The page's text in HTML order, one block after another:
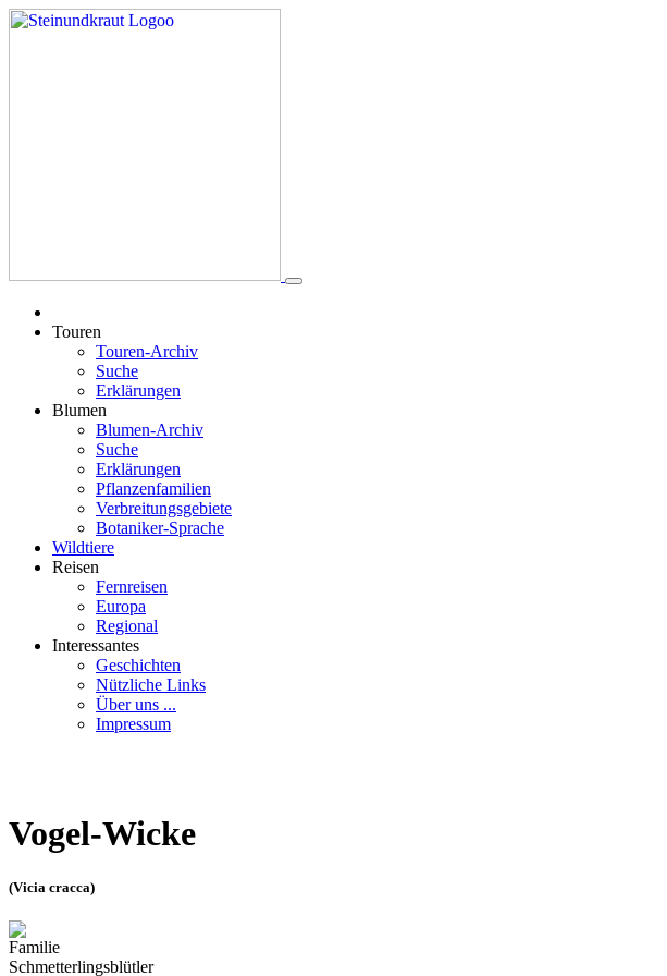
Touren
Touren-Archiv
Suche
Erklärungen
Blumen
Blumen-Archiv
Suche
Erklärungen
Pflanzenfamilien
Verbreitungsgebiete
Botaniker-Sprache
Wildtiere
Reisen
Fernreisen
Europa
Regional
Interessantes
Geschichten
Nützliche Links
Über uns ...
Impressum
Vogel-Wicke
(Vicia cracca)
Familie
Schmetterlingsblütler